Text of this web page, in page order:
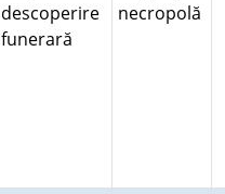
descoperire
funerară
necropolă